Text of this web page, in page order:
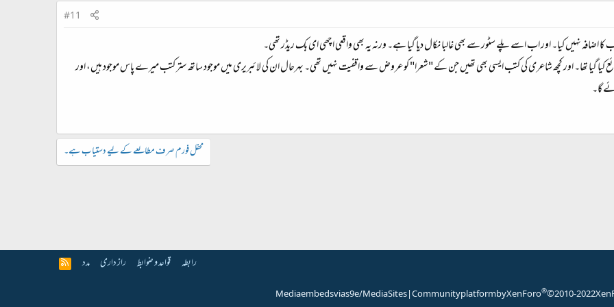
#11
اضافہ نہیں کیا۔ اور اب اسے پلے سٹور سے بھی غالبا نکال دیا گیا ہے۔ ورنہ یہ بھی واقعی اچھی ای بک ریڈر تھی۔
کیا گیا تھا۔ اور کچھ شاعری کی کتب ایسی بھی تھیں جن کے "شعرا" کو عروض سے واقفیت نہیں تھی۔ بہرحال ان کی لائبریری میں موجود ساتھ ستر کتب میرے پاس موجود ہیں، اور
گا۔
محفل فورم صرف مطالعے کے لیے دستیاب ہے۔
رابطہ قواعد و ضوابط راز داری مدد
R
S
Community platform by XenForo®© 2010-2022
|
Media embeds via s9e/MediaSites